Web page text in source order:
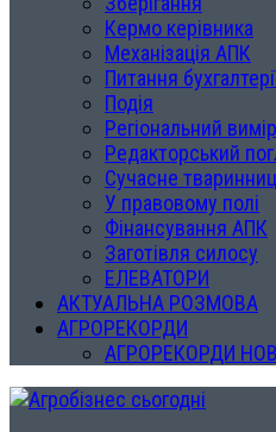
Кермо керівника
Механізація АПК
Питання
Подія
Регіональний вимір
Редакторський
Сучасне
У правовому полі
Фінансування АПК
Заготівля силосу
ЕЛЕВАТОРИ
АКТУАЛЬНА РОЗМОВА
АГРОРЕКОРДИ
АГРОРЕКОРДИ